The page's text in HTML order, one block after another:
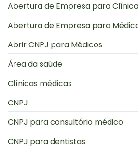
Abertura de Empresa para
Abertura de Empresa para
Abrir CNPJ para Médicos
Área da saúde
Clínicas médicas
CNPJ
CNPJ para consultório médico
CNPJ para dentistas